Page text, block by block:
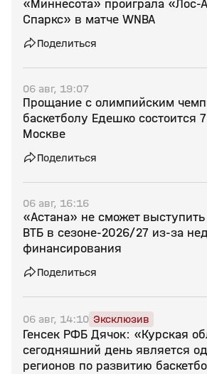
«Миннесота» проиграла
Спаркс» в матче WNBA
Поделиться
06 авг, 19:07
Прощание с олимпийским
баскетболу Едешко состоится
Москве
Поделиться
06 авг, 16:16
«Астана» не сможет
ВТБ в сезоне‑2026/27 из‑за
финансирования
Поделиться
06 авг, 14:10 Эксклюзив
Генсек РФБ Дячок: «Курская
сегодняшний день является
регионов по развитию